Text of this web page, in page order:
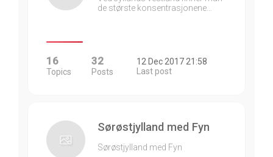
de største konsentrasjonene…
16
Topics
32
Posts
12 Dec 2017 21:58
Last post
Sørøstjylland med Fyn
Sørøstjylland med Fyn